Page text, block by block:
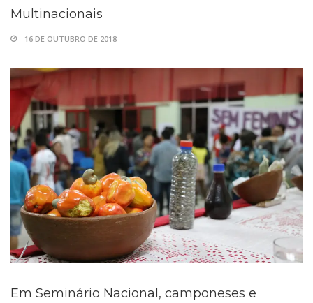
Multinacionais
16 DE OUTUBRO DE 2018
Em Seminário Nacional, camponeses e